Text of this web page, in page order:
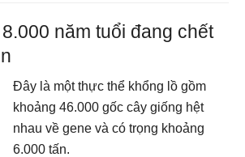
năm tuổi đang chết
Đây là một thực thể khổng lồ gồm
khoảng 46.000 gốc cây giống hệt
nhau về gene và có trọng khoảng
6.000 tấn.